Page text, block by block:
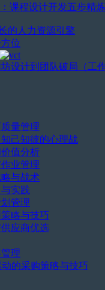
课程设计开发五步精炼
的人力资源引擎
位
设计到团队破局（工
量管理
己知彼的心理战
值分析
业管理
与战术
实践
管理
略与技巧
应商优选
理
的采购策略与技巧